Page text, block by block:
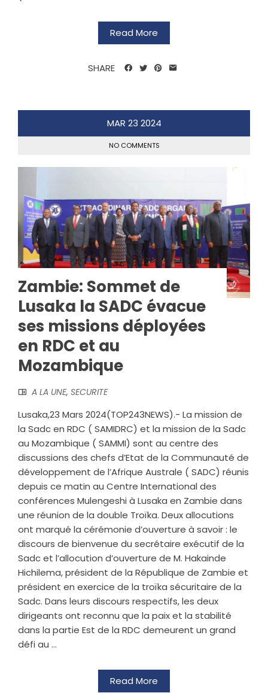
Read More
SHARE
MAR 23 2024
NO COMMENTS
Zambie: Sommet de
Lusaka la SADC évacue
ses missions déployées
en RDC et au
Mozambique
A LA UNE, SECURITE
Lusaka,23 Mars 2024(TOP243NEWS).- La mission de
la Sadc en RDC ( SAMIDRC) et la mission de la Sadc
au Mozambique ( SAMMI) sont au centre des
discussions des chefs d’Etat de la Communauté de
développement de l’Afrique Australe ( SADC) réunis
depuis ce matin au Centre International des
conférences Mulengeshi à Lusaka en Zambie dans
une réunion de la double Troïka. Deux allocutions
ont marqué la cérémonie d’ouverture à savoir : le
discours de bienvenue du secrétaire exécutif de la
Sadc et l’allocution d’ouverture de M. Hakainde
Hichilema, président de la République de Zambie et
président en exercice de la troïka sécuritaire de la
Sadc. Dans leurs discours respectifs, les deux
dirigeants ont reconnu que la paix et la stabilité
dans la partie Est de la RDC demeurent un grand
défi au ...
Read More